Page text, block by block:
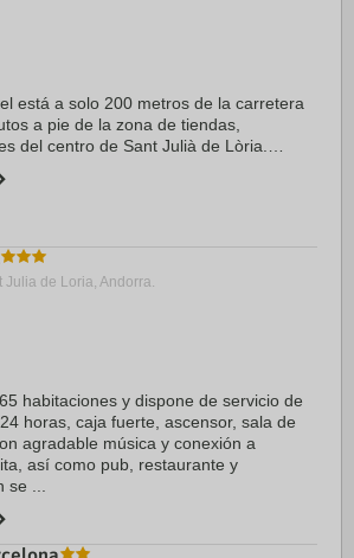
está a solo 200 metros de la carretera
a pie de la zona de tiendas,
del centro de Sant Julià de Lòria.
Julia de Loria, Andorra.
habitaciones y dispone de servicio de
horas, caja fuerte, ascensor, sala de
agradable música y conexión a
así como pub, restaurante y
...